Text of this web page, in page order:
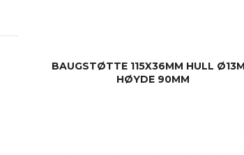
BAUGSTØTTE 115X36MM HULL
HØYDE 90MM